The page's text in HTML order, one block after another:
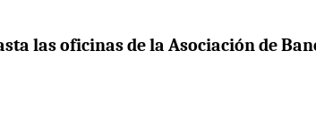
las oficinas de la Asociación de